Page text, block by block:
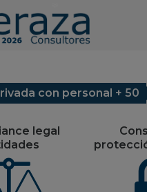
con personal + 50
legal